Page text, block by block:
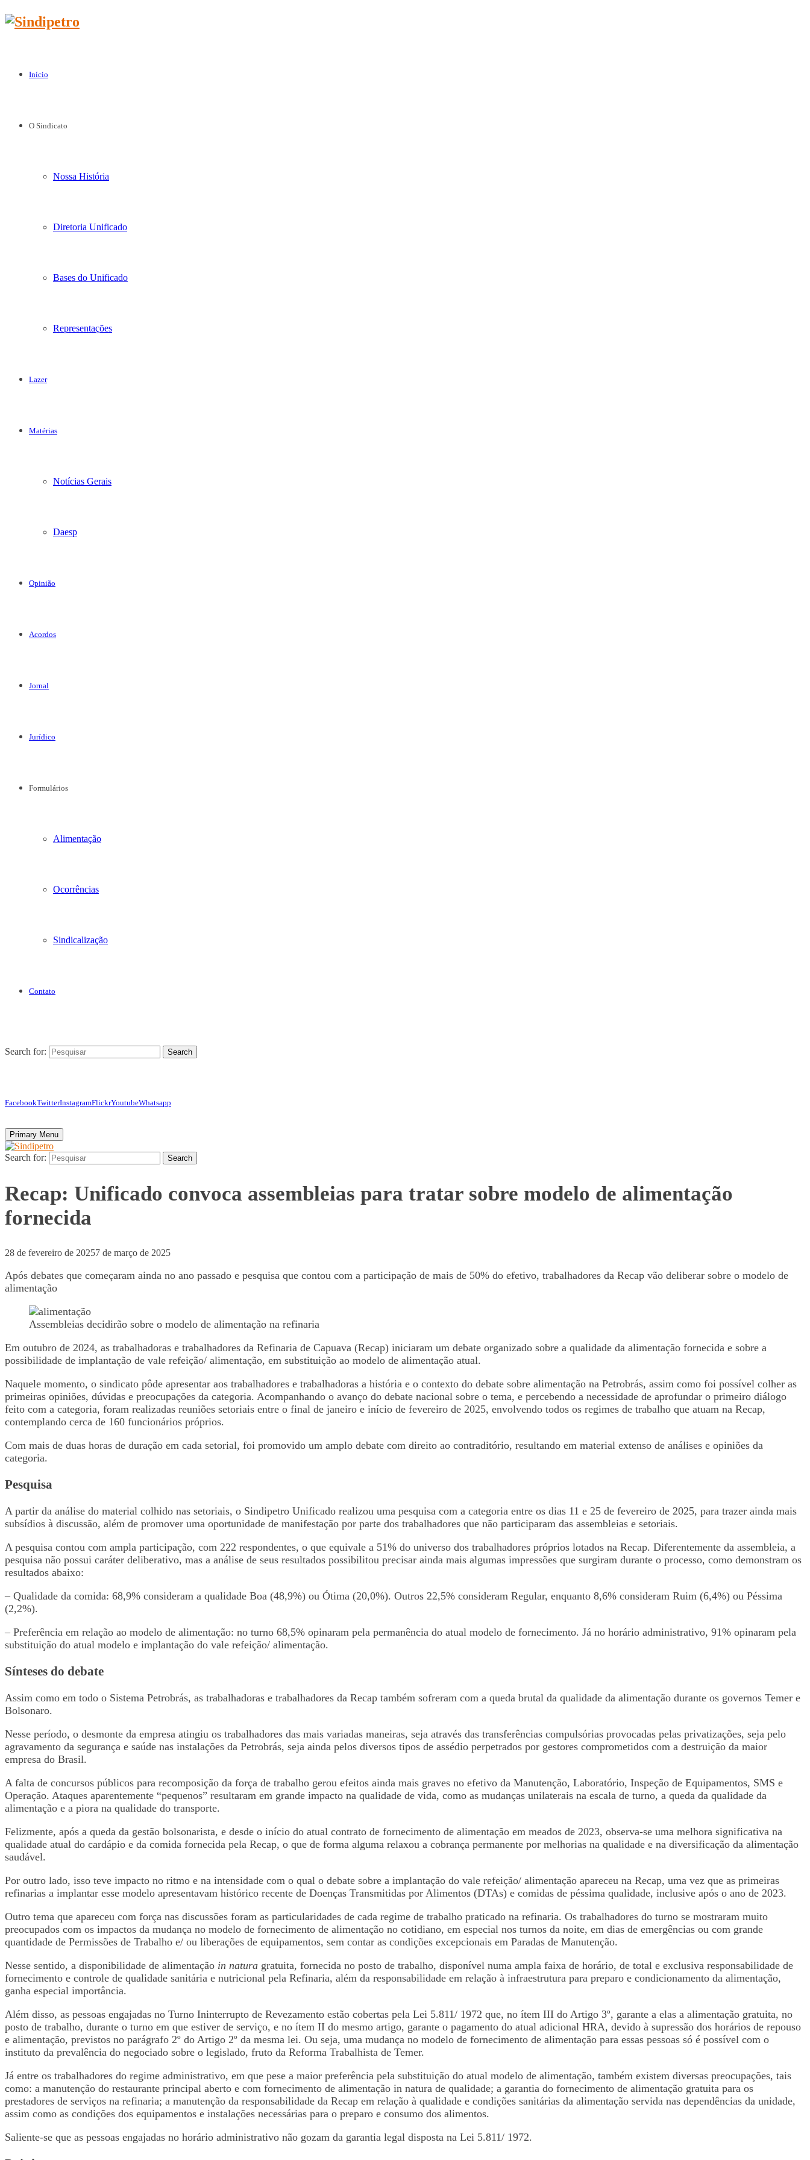
Início
O Sindicato
Nossa História
Diretoria Unificado
Bases do Unificado
Representações
Lazer
Matérias
Notícias Gerais
Daesp
Opinião
Acordos
Jornal
Jurídico
Formulários
Alimentação
Ocorrências
Sindicalização
Contato
Search for: Search
FacebookTwitterInstagramFlickrYoutubeWhatsapp
Primary Menu
Search for: Search
Recap: Unificado convoca assembleias para tratar sobre modelo de alimentação
fornecida
28 de fevereiro de 20257 de março de 2025
Após debates que começaram ainda no ano passado e pesquisa que contou com a participação de mais de 50% do efetivo, trabalhadores da Recap vão deliberar sobre o modelo de
alimentação
Assembleias decidirão sobre o modelo de alimentação na refinaria
Em outubro de 2024, as trabalhadoras e trabalhadores da Refinaria de Capuava (Recap) iniciaram um debate organizado sobre a qualidade da alimentação fornecida e sobre a
possibilidade de implantação de vale refeição/ alimentação, em substituição ao modelo de alimentação atual.
Naquele momento, o sindicato pôde apresentar aos trabalhadores e trabalhadoras a história e o contexto do debate sobre alimentação na Petrobrás, assim como foi possível colher as
primeiras opiniões, dúvidas e preocupações da categoria. Acompanhando o avanço do debate nacional sobre o tema, e percebendo a necessidade de aprofundar o primeiro diálogo
feito com a categoria, foram realizadas reuniões setoriais entre o final de janeiro e início de fevereiro de 2025, envolvendo todos os regimes de trabalho que atuam na Recap,
contemplando cerca de 160 funcionários próprios.
Com mais de duas horas de duração em cada setorial, foi promovido um amplo debate com direito ao contraditório, resultando em material extenso de análises e opiniões da
categoria.
Pesquisa
A partir da análise do material colhido nas setoriais, o Sindipetro Unificado realizou uma pesquisa com a categoria entre os dias 11 e 25 de fevereiro de 2025, para trazer ainda mais
subsídios à discussão, além de promover uma oportunidade de manifestação por parte dos trabalhadores que não participaram das assembleias e setoriais.
A pesquisa contou com ampla participação, com 222 respondentes, o que equivale a 51% do universo dos trabalhadores próprios lotados na Recap. Diferentemente da assembleia, a
pesquisa não possui caráter deliberativo, mas a análise de seus resultados possibilitou precisar ainda mais algumas impressões que surgiram durante o processo, como demonstram os
resultados abaixo:
– Qualidade da comida: 68,9% consideram a qualidade Boa (48,9%) ou Ótima (20,0%). Outros 22,5% consideram Regular, enquanto 8,6% consideram Ruim (6,4%) ou Péssima
(2,2%).
– Preferência em relação ao modelo de alimentação: no turno 68,5% opinaram pela permanência do atual modelo de fornecimento. Já no horário administrativo, 91% opinaram pela
substituição do atual modelo e implantação do vale refeição/ alimentação.
Sínteses do debate
Assim como em todo o Sistema Petrobrás, as trabalhadoras e trabalhadores da Recap também sofreram com a queda brutal da qualidade da alimentação durante os governos Temer e
Bolsonaro.
Nesse período, o desmonte da empresa atingiu os trabalhadores das mais variadas maneiras, seja através das transferências compulsórias provocadas pelas privatizações, seja pelo
agravamento da segurança e saúde nas instalações da Petrobrás, seja ainda pelos diversos tipos de assédio perpetrados por gestores comprometidos com a destruição da maior
empresa do Brasil.
A falta de concursos públicos para recomposição da força de trabalho gerou efeitos ainda mais graves no efetivo da Manutenção, Laboratório, Inspeção de Equipamentos, SMS e
Operação. Ataques aparentemente “pequenos” resultaram em grande impacto na qualidade de vida, como as mudanças unilaterais na escala de turno, a queda da qualidade da
alimentação e a piora na qualidade do transporte.
Felizmente, após a queda da gestão bolsonarista, e desde o início do atual contrato de fornecimento de alimentação em meados de 2023, observa-se uma melhora significativa na
qualidade atual do cardápio e da comida fornecida pela Recap, o que de forma alguma relaxou a cobrança permanente por melhorias na qualidade e na diversificação da alimentação
saudável.
Por outro lado, isso teve impacto no ritmo e na intensidade com o qual o debate sobre a implantação do vale refeição/ alimentação apareceu na Recap, uma vez que as primeiras
refinarias a implantar esse modelo apresentavam histórico recente de Doenças Transmitidas por Alimentos (DTAs) e comidas de péssima qualidade, inclusive após o ano de 2023.
Outro tema que apareceu com força nas discussões foram as particularidades de cada regime de trabalho praticado na refinaria. Os trabalhadores do turno se mostraram muito
preocupados com os impactos da mudança no modelo de fornecimento de alimentação no cotidiano, em especial nos turnos da noite, em dias de emergências ou com grande
quantidade de Permissões de Trabalho e/ ou liberações de equipamentos, sem contar as condições excepcionais em Paradas de Manutenção.
Nesse sentido, a disponibilidade de alimentação in natura gratuita, fornecida no posto de trabalho, disponível numa ampla faixa de horário, de total e exclusiva responsabilidade de
fornecimento e controle de qualidade sanitária e nutricional pela Refinaria, além da responsabilidade em relação à infraestrutura para preparo e condicionamento da alimentação,
ganha especial importância.
Além disso, as pessoas engajadas no Turno Ininterrupto de Revezamento estão cobertas pela Lei 5.811/ 1972 que, no ítem III do Artigo 3º, garante a elas a alimentação gratuita, no
posto de trabalho, durante o turno em que estiver de serviço, e no ítem II do mesmo artigo, garante o pagamento do atual adicional HRA, devido à supressão dos horários de repouso
e alimentação, previstos no parágrafo 2º do Artigo 2º da mesma lei. Ou seja, uma mudança no modelo de fornecimento de alimentação para essas pessoas só é possível com o
instituto da prevalência do negociado sobre o legislado, fruto da Reforma Trabalhista de Temer.
Já entre os trabalhadores do regime administrativo, em que pese a maior preferência pela substituição do atual modelo de alimentação, também existem diversas preocupações, tais
como: a manutenção do restaurante principal aberto e com fornecimento de alimentação in natura de qualidade; a garantia do fornecimento de alimentação gratuita para os
prestadores de serviços na refinaria; a manutenção da responsabilidade da Recap em relação à qualidade e condições sanitárias da alimentação servida nas dependências da unidade,
assim como as condições dos equipamentos e instalações necessárias para o preparo e consumo dos alimentos.
Saliente-se que as pessoas engajadas no horário administrativo não gozam da garantia legal disposta na Lei 5.811/ 1972.